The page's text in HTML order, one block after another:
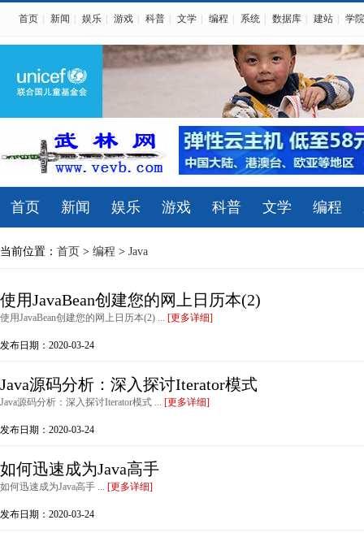
首页 新闻 娱乐 游戏 科普 文学 编程 系统 数据库 建站 学院
首页 新闻 娱乐 游戏 科普 文学 编程
当前位置： 首页 > 编程 > Java
使用JavaBean创建您的网上日历本(2)
使用JavaBean创建您的网上日历本(2) ... [更多详细]
发布日期：2020-03-24
Java源码分析：深入探讨Iterator模式
Java源码分析：深入探讨Iterator模式 ... [更多详细]
发布日期：2020-03-24
如何迅速成为Java高手
如何迅速成为Java高手 ... [更多详细]
发布日期：2020-03-24